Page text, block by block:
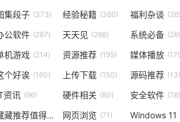
集段子 (373) 经验秘籍 (360) 福利杂谈
公软件 (267) 天天见 (266) 系统必备
机游戏 (214) 资源推荐 (195) 媒体播放
个好诶 (160) 上传下载 (150) 源码推荐
资讯 (96) 硬件相关 (80) 安全软件 (76)
藏藏推荐值得一看 (73)
网页浏览 (71) Windows 11